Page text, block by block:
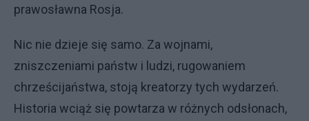
prawosławna Rosja.
Nic nie dzieje się samo. Za wojnami,
zniszczeniami państw i ludzi, rugowaniem
chrześcijaństwa, stoją kreatorzy tych wydarzeń.
Historia wciąż się powtarza w różnych odsłonach,